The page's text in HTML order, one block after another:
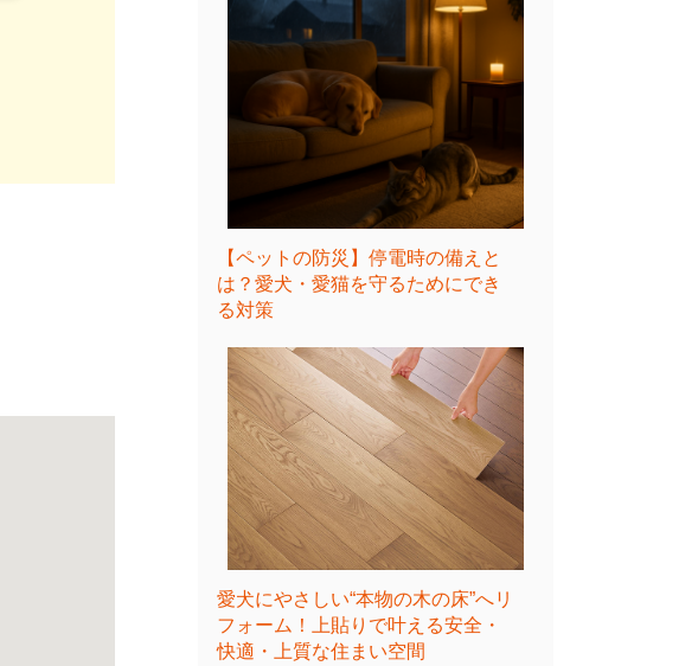
【ペットの防災】停電時の備えと
は？愛犬・愛猫を守るためにでき
る対策
愛犬にやさしい“本物の木の床”へリ
フォーム！上貼りで叶える安全・
快適・上質な住まい空間